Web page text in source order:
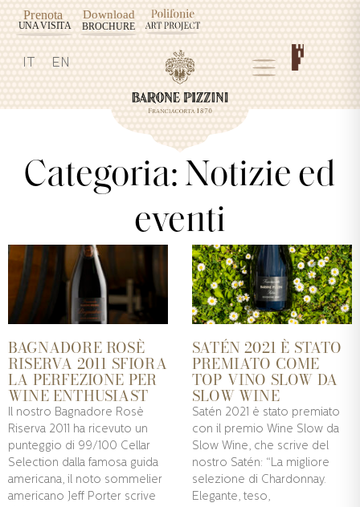
EN
Categoria: Notizie ed
eventi
BAGNADORE ROSÈ
RISERVA 2011 SFIORA
LA PERFEZIONE PER
WINE ENTHUSIAST
Il nostro Bagnadore Rosè
Riserva 2011 ha ricevuto un
punteggio di 99/100 Cellar
Selection dalla famosa guida
americana, il noto sommelier
americano Jeff Porter scrive
SATÉN 2021 È STATO
PREMIATO COME
TOP VINO SLOW DA
SLOW WINE
Satén 2021 è stato premiato
con il premio Wine Slow da
Slow Wine, che scrive del
nostro Satén: “La migliore
selezione di Chardonnay.
Elegante, teso,